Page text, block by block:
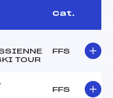
Cat.
TOUR
FFS
FFS